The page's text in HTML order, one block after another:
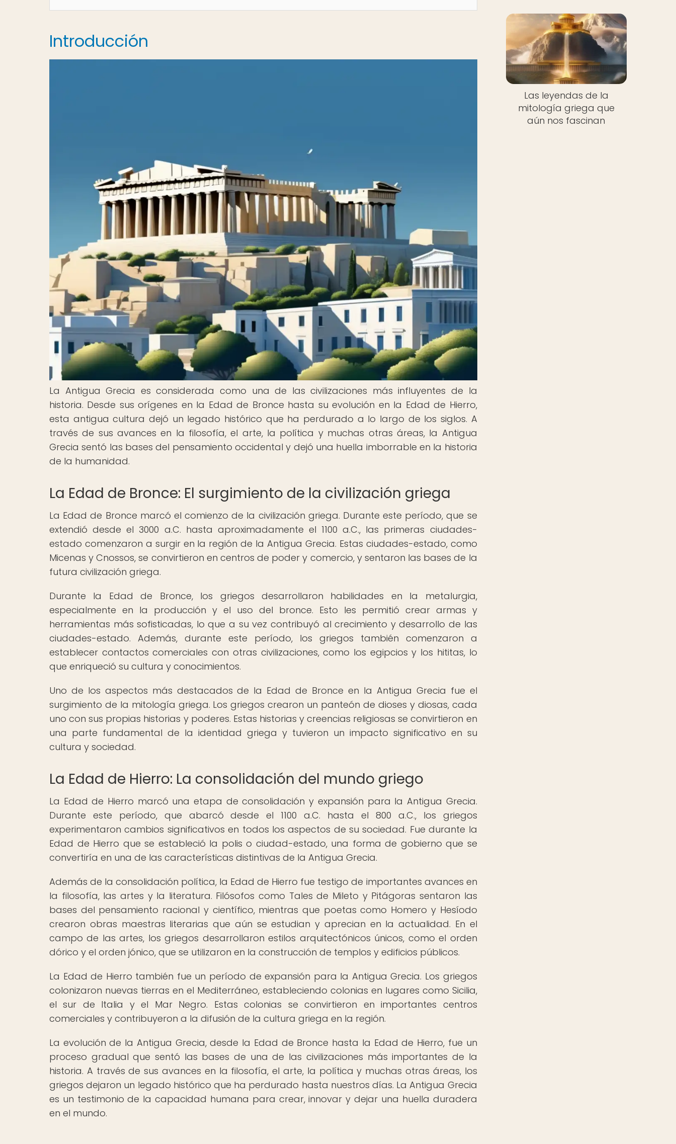
Introducción
La Antigua Grecia es considerada como una de las civilizaciones más influyentes de la
historia. Desde sus orígenes en la Edad de Bronce hasta su evolución en la Edad de Hierro,
esta antigua cultura dejó un legado histórico que ha perdurado a lo largo de los siglos. A
través de sus avances en la filosofía, el arte, la política y muchas otras áreas, la Antigua
Grecia sentó las bases del pensamiento occidental y dejó una huella imborrable en la historia
de la humanidad.
La Edad de Bronce: El surgimiento de la civilización griega
La Edad de Bronce marcó el comienzo de la civilización griega. Durante este período, que se
extendió desde el 3000 a.C. hasta aproximadamente el 1100 a.C., las primeras ciudades-
estado comenzaron a surgir en la región de la Antigua Grecia. Estas ciudades-estado, como
Micenas y Cnossos, se convirtieron en centros de poder y comercio, y sentaron las bases de la
futura civilización griega.
Durante la Edad de Bronce, los griegos desarrollaron habilidades en la metalurgia,
especialmente en la producción y el uso del bronce. Esto les permitió crear armas y
herramientas más sofisticadas, lo que a su vez contribuyó al crecimiento y desarrollo de las
ciudades-estado. Además, durante este período, los griegos también comenzaron a
establecer contactos comerciales con otras civilizaciones, como los egipcios y los hititas, lo
que enriqueció su cultura y conocimientos.
Uno de los aspectos más destacados de la Edad de Bronce en la Antigua Grecia fue el
surgimiento de la mitología griega. Los griegos crearon un panteón de dioses y diosas, cada
uno con sus propias historias y poderes. Estas historias y creencias religiosas se convirtieron en
una parte fundamental de la identidad griega y tuvieron un impacto significativo en su
cultura y sociedad.
La Edad de Hierro: La consolidación del mundo griego
La Edad de Hierro marcó una etapa de consolidación y expansión para la Antigua Grecia.
Durante este período, que abarcó desde el 1100 a.C. hasta el 800 a.C., los griegos
experimentaron cambios significativos en todos los aspectos de su sociedad. Fue durante la
Edad de Hierro que se estableció la polis o ciudad-estado, una forma de gobierno que se
convertiría en una de las características distintivas de la Antigua Grecia.
Además de la consolidación política, la Edad de Hierro fue testigo de importantes avances en
la filosofía, las artes y la literatura. Filósofos como Tales de Mileto y Pitágoras sentaron las
bases del pensamiento racional y científico, mientras que poetas como Homero y Hesíodo
crearon obras maestras literarias que aún se estudian y aprecian en la actualidad. En el
campo de las artes, los griegos desarrollaron estilos arquitectónicos únicos, como el orden
dórico y el orden jónico, que se utilizaron en la construcción de templos y edificios públicos.
La Edad de Hierro también fue un período de expansión para la Antigua Grecia. Los griegos
colonizaron nuevas tierras en el Mediterráneo, estableciendo colonias en lugares como Sicilia,
el sur de Italia y el Mar Negro. Estas colonias se convirtieron en importantes centros
comerciales y contribuyeron a la difusión de la cultura griega en la región.
La evolución de la Antigua Grecia, desde la Edad de Bronce hasta la Edad de Hierro, fue un
proceso gradual que sentó las bases de una de las civilizaciones más importantes de la
historia. A través de sus avances en la filosofía, el arte, la política y muchas otras áreas, los
griegos dejaron un legado histórico que ha perdurado hasta nuestros días. La Antigua Grecia
es un testimonio de la capacidad humana para crear, innovar y dejar una huella duradera
en el mundo.
Las leyendas de la
mitología griega que
aún nos fascinan